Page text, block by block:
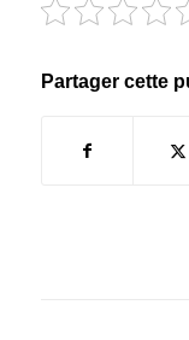
Partager cette